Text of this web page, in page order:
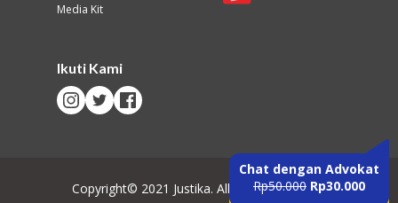
Chat dengan Advokat
Rp50.000 Rp30.000
Media Kit
Ikuti Kami
Copyright© 2021 Justika. All Rights Reserved